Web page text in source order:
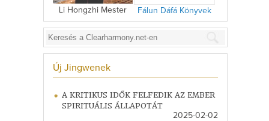
Li Hongzhi Mester Fálun Dáfá Könyvek
Új Jingwenek
A KRITIKUS IDŐK FELFEDIK AZ EMBER
SPIRITUÁLIS ÁLLAPOTÁT
2025-02-02